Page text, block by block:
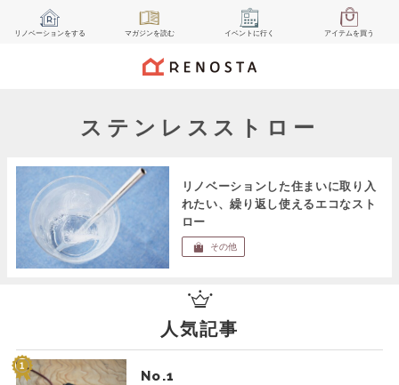
リノベーションをする マガジンを読む イベント に行く アイテムを買う
ステンレスストロー
リノベーションした住まいに取り入
れたい、繰り返し使えるエコなスト
ロー
その他
人気記事
No.